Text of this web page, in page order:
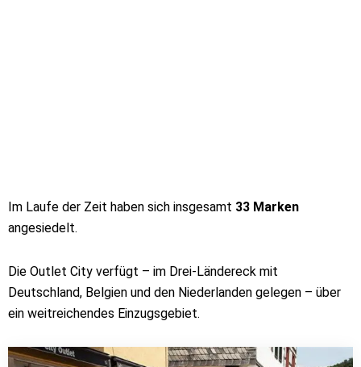
Im Laufe der Zeit haben sich insgesamt 33 Marken
angesiedelt.
Die Outlet City verfügt – im Drei-Ländereck mit
Deutschland, Belgien und den Niederlanden gelegen – über
ein weitreichendes Einzugsgebiet.